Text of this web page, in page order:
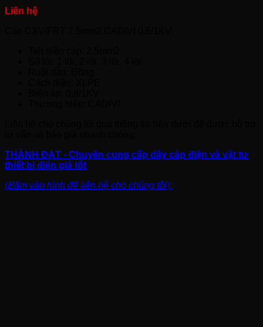
THÀNH ĐẠT - Chuyên cung cấp dây cáp điện và vật tư
thiết bị điện giá tốt
(Bấm vào hình để liên hệ cho chúng tôi):